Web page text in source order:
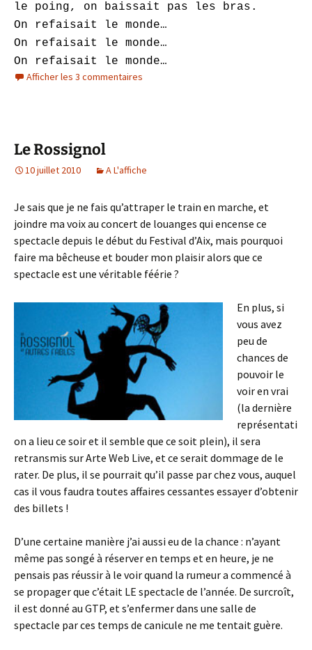
le poing, on baissait pas les bras.
On refaisait le monde…
On refaisait le monde…
On refaisait le monde…
Afficher les 3 commentaires
Le Rossignol
10 juillet 2010 A L'affiche
Je sais que je ne fais qu’attraper le train en marche, et
joindre ma voix au concert de louanges qui encense ce
spectacle depuis le début du Festival d’Aix, mais pourquoi
faire ma bêcheuse et bouder mon plaisir alors que ce
spectacle est une véritable féérie ?
En plus, si
vous avez
peu de
chances de
pouvoir le
voir en vrai
(la dernière
représentati
on a lieu ce soir et il semble que ce soit plein), il sera
retransmis sur Arte Web Live, et ce serait dommage de le
rater. De plus, il se pourrait qu’il passe par chez vous, auquel
cas il vous faudra toutes affaires cessantes essayer d’obtenir
des billets !
D’une certaine manière j’ai aussi eu de la chance : n’ayant
même pas songé à réserver en temps et en heure, je ne
pensais pas réussir à le voir quand la rumeur a commencé à
se propager que c’était LE spectacle de l’année. De surcroît,
il est donné au GTP, et s’enfermer dans une salle de
spectacle par ces temps de canicule ne me tentait guère.